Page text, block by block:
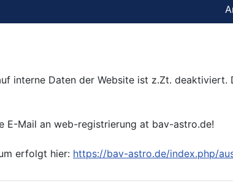
interne Daten der Website ist z.Zt.
E-Mail an web-registrierung at bav-astro.de!
erfolgt hier: https://bav-astro.de/index.php/